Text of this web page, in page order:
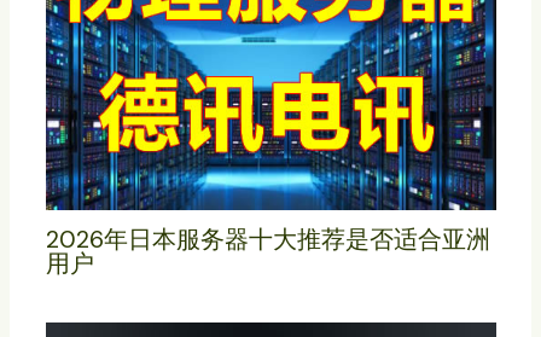
2026年日本服务器十大推荐是否适合亚洲
用户